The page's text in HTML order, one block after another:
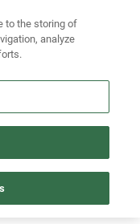
Ubicación
2
to the storing of
analyze